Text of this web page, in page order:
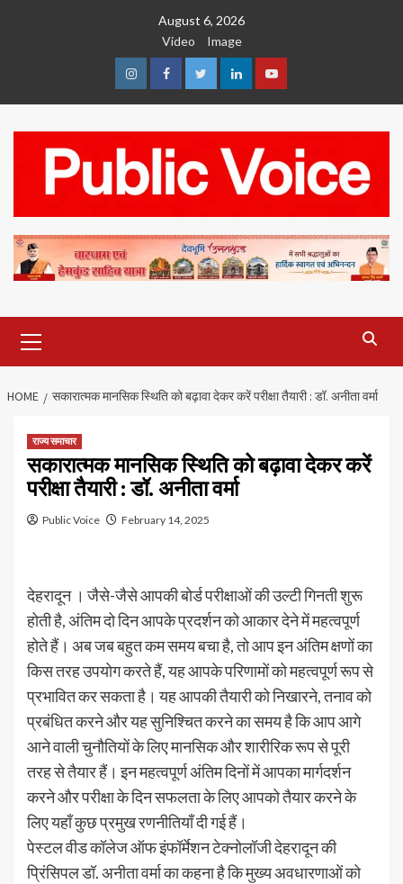
August 6, 2026
Video
Image
InstagramFacebookTwitterLinkedinYoutube
Menu
HOME सकारात्मक मानसिक स्थिति को बढ़ावा देकर करें परीक्षा तैयारी : डॉ. अनीता वर्मा
राज्य समाचार
सकारात्मक मानसिक स्थिति को बढ़ावा देकर करें
परीक्षा तैयारी : डॉ. अनीता वर्मा
Public Voice February 14, 2025
देहरादून । जैसे-जैसे आपकी बोर्ड परीक्षाओं की उल्टी गिनती शुरू
होती है, अंतिम दो दिन आपके प्रदर्शन को आकार देने में महत्वपूर्ण
होते हैं। अब जब बहुत कम समय बचा है, तो आप इन अंतिम क्षणों का
किस तरह उपयोग करते हैं, यह आपके परिणामों को महत्वपूर्ण रूप से
प्रभावित कर सकता है। यह आपकी तैयारी को निखारने, तनाव को
प्रबंधित करने और यह सुनिश्चित करने का समय है कि आप आगे
आने वाली चुनौतियों के लिए मानसिक और शारीरिक रूप से पूरी
तरह से तैयार हैं। इन महत्वपूर्ण अंतिम दिनों में आपका मार्गदर्शन
करने और परीक्षा के दिन सफलता के लिए आपको तैयार करने के
लिए यहाँ कुछ प्रमुख रणनीतियाँ दी गई हैं।
पेस्टल वीड कॉलेज ऑफ इंफॉर्मेशन टेक्नोलॉजी देहरादून की
प्रिंसिपल डॉ. अनीता वर्मा का कहना है कि मुख्य अवधारणाओं को